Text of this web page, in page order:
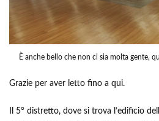
È anche bello che non ci sia molta gente,
Grazie per aver letto fino a qui.
Il 5° distretto, dove si trova l’edificio